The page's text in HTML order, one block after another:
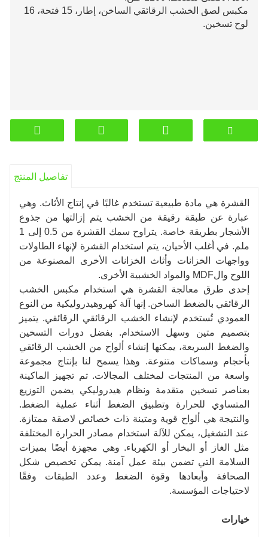
مكبس لصق الخشب الرقائقي الساخن، إطار، 15 فتحة، 16
لوح تسخين.
تفاصيل المنتج
القشرة هي مادة طبيعية تستخدم غالبًا في إنتاج الأثاث. وهي
عبارة عن طبقة رقيقة من الخشب يتم إزالتها من جذوع
الأشجار بطريقة خاصة. يتراوح سمك القشرة من 0.5 إلى 1
ملم. في أغلب الأحيان، يتم استخدام القشرة لإنهاء الطاولات
وواجهات الخزانات وأثاث الخزانات الأخرى المصنوعة من
اللوح والMDF والمواد الخشبية الأخرى.
إحدى طرق معالجة القشرة هي استخدام مكبس الخشب
الرقائقي بالضغط الساخن. إنها آلة كهروهيدروليكية من النوع
العمودي تُستخدم لإنشاء الخشب الرقائقي الرقائقي. يتميز
بتصميم متين وسهل الاستخدام. بفضل دورات التسخين
والضغط السريعة، يمكنها إنشاء ألواح من الخشب الرقائقي
بأحجام وسماكات متنوعة. وهذا يسمح لنا بإنتاج مجموعة
واسعة من المنتجات لمختلف المجالات. تم تجهيز الماكينة
بعناصر تسخين متقدمة ونظام هيدروليكي يضمن التوزيع
المتساوي للحرارة وتطبيق الضغط أثناء عملية الضغط.
والنتيجة هي ألواح قوية ومتينة ذات خصائص لاصقة ممتازة.
عند التشغيل، يمكن للآلة استخدام مصادر الحرارة المختلفة
مثل الغاز أو البخار أو الكهرباء. وهي مجهزة أيضًا بميزات
السلامة التي تضمن بيئة عمل آمنة. يمكن تخصيص شكل
الصحافة وأبعادها وقوة الضغط وعدد الطبقات وفقًا
لاحتياجات المؤسسة.
خيارات